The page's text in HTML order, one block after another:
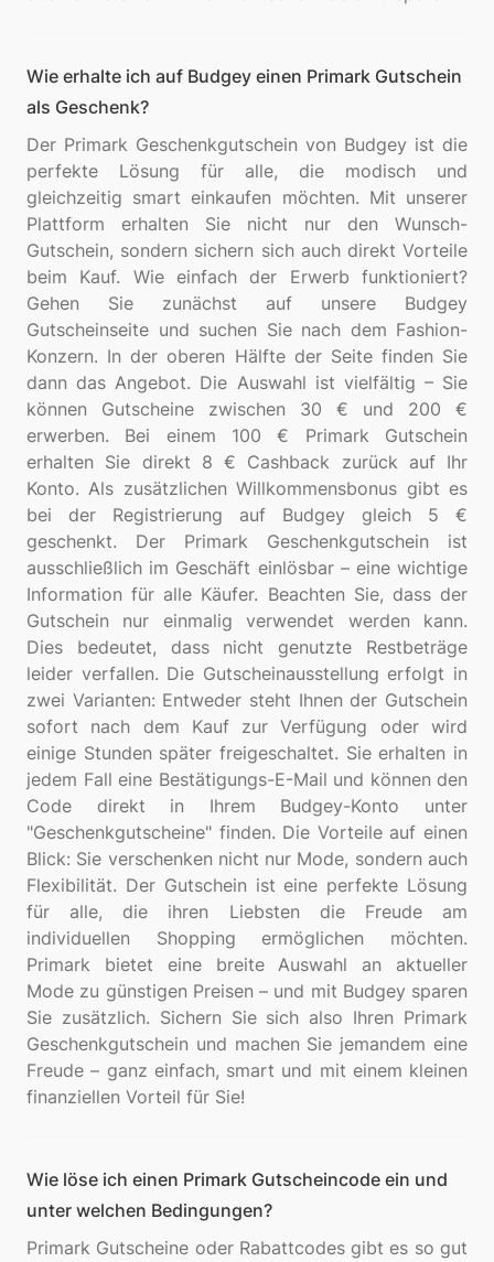
Wie erhalte ich auf Budgey einen Primark Gutschein
als Geschenk?
Der Primark Geschenkgutschein von Budgey ist die
perfekte Lösung für alle, die modisch und
gleichzeitig smart einkaufen möchten. Mit unserer
Plattform erhalten Sie nicht nur den Wunsch-
Gutschein, sondern sichern sich auch direkt Vorteile
beim Kauf. Wie einfach der Erwerb funktioniert?
Gehen Sie zunächst auf unsere Budgey
Gutscheinseite und suchen Sie nach dem Fashion-
Konzern. In der oberen Hälfte der Seite finden Sie
dann das Angebot. Die Auswahl ist vielfältig – Sie
können Gutscheine zwischen 30 € und 200 €
erwerben. Bei einem 100 € Primark Gutschein
erhalten Sie direkt 8 € Cashback zurück auf Ihr
Konto. Als zusätzlichen Willkommensbonus gibt es
bei der Registrierung auf Budgey gleich 5 €
geschenkt. Der Primark Geschenkgutschein ist
ausschließlich im Geschäft einlösbar – eine wichtige
Information für alle Käufer. Beachten Sie, dass der
Gutschein nur einmalig verwendet werden kann.
Dies bedeutet, dass nicht genutzte Restbeträge
leider verfallen. Die Gutscheinausstellung erfolgt in
zwei Varianten: Entweder steht Ihnen der Gutschein
sofort nach dem Kauf zur Verfügung oder wird
einige Stunden später freigeschaltet. Sie erhalten in
jedem Fall eine Bestätigungs-E-Mail und können den
Code direkt in Ihrem Budgey-Konto unter
"Geschenkgutscheine" finden. Die Vorteile auf einen
Blick: Sie verschenken nicht nur Mode, sondern auch
Flexibilität. Der Gutschein ist eine perfekte Lösung
für alle, die ihren Liebsten die Freude am
individuellen Shopping ermöglichen möchten.
Primark bietet eine breite Auswahl an aktueller
Mode zu günstigen Preisen – und mit Budgey sparen
Sie zusätzlich. Sichern Sie sich also Ihren Primark
Geschenkgutschein und machen Sie jemandem eine
Freude – ganz einfach, smart und mit einem kleinen
Wie löse ich einen Primark Gutscheincode ein und
unter welchen Bedingungen?
Primark Gutscheine oder Rabattcodes gibt es so gut